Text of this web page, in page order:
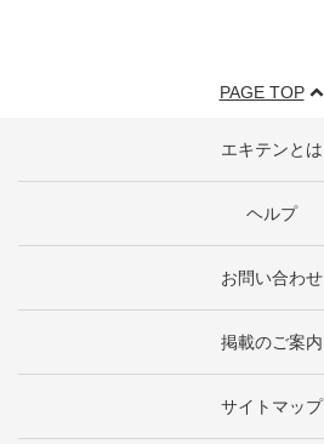
PAGE TOP
エキテンとは
ヘルプ
お問い合わせ
掲載のご案内
サイトマップ